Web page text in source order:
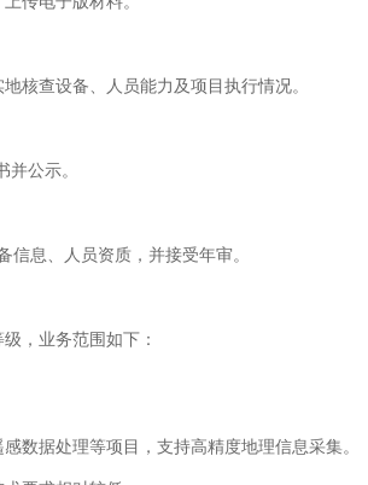
核查设备、人员能力及项目执行情况。
公示。
息、人员资质，并接受年审。
，业务范围如下：
数据处理等项目，支持高精度地理信息采集。